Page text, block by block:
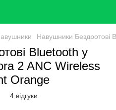
Навушники Бездротові
Bluetooth у
2 ANC Wireless
Orange
4 відгуки